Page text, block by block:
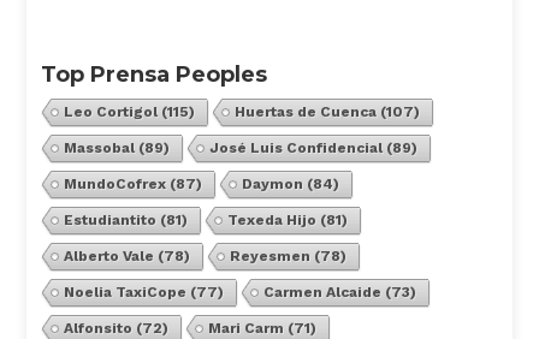
Top Prensa Peoples
Leo Cortigol(115) Huertas de Cuenca(107)
Massobal(89) José Luis Confidencial(89)
MundoCofrex(87) Daymon (84)
Estudiantito (81) Texeda Hijo (81)
Alberto Vale (78) Reyesmen (78)
Noelia TaxiCope (77) Carmen Alcaide (73)
Alfonsito (72) Mari Carm (71)